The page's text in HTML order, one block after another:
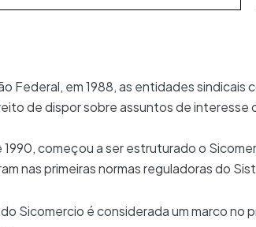
Federal, em 1988, as entidades
de dispor sobre assuntos de
começou a ser estruturado o
nas primeiras normas reguladoras do
do Sicomercio é considerada um marco